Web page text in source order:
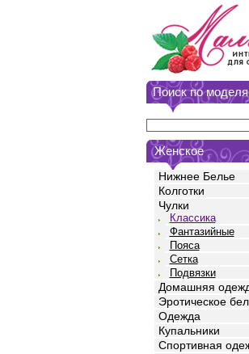
Поиск по
Женское
Нижнее Белье
Колготки
Чулки
Классика
Фантазийные
Пояса
Сетка
Подвязки
Домашняя
Эротическое
Одежда
Купальники
Спортивная